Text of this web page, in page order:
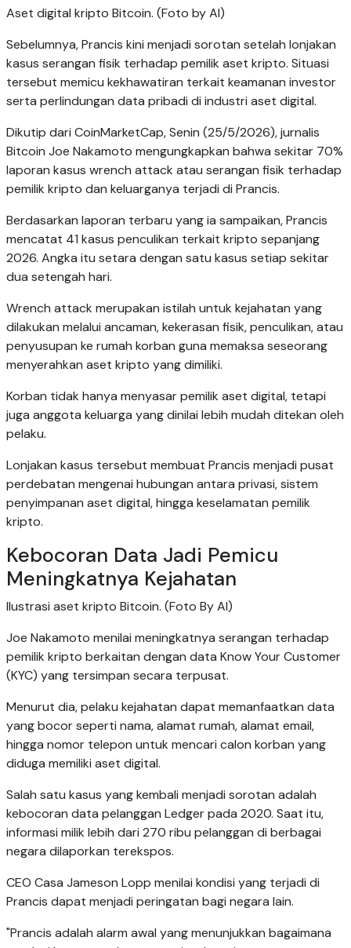
Aset digital kripto Bitcoin. (Foto by AI)
Sebelumnya, Prancis kini menjadi sorotan setelah lonjakan
kasus serangan fisik terhadap pemilik aset kripto. Situasi
tersebut memicu kekhawatiran terkait keamanan investor
serta perlindungan data pribadi di industri aset digital.
Dikutip dari CoinMarketCap, Senin (25/5/2026), jurnalis
Bitcoin Joe Nakamoto mengungkapkan bahwa sekitar 70%
laporan kasus wrench attack atau serangan fisik terhadap
pemilik kripto dan keluarganya terjadi di Prancis.
Berdasarkan laporan terbaru yang ia sampaikan, Prancis
mencatat 41 kasus penculikan terkait kripto sepanjang
2026. Angka itu setara dengan satu kasus setiap sekitar
dua setengah hari.
Wrench attack merupakan istilah untuk kejahatan yang
dilakukan melalui ancaman, kekerasan fisik, penculikan, atau
penyusupan ke rumah korban guna memaksa seseorang
menyerahkan aset kripto yang dimiliki.
Korban tidak hanya menyasar pemilik aset digital, tetapi
juga anggota keluarga yang dinilai lebih mudah ditekan oleh
pelaku.
Lonjakan kasus tersebut membuat Prancis menjadi pusat
perdebatan mengenai hubungan antara privasi, sistem
penyimpanan aset digital, hingga keselamatan pemilik
kripto.
Kebocoran Data Jadi Pemicu
Meningkatnya Kejahatan
Ilustrasi aset kripto Bitcoin. (Foto By AI)
Joe Nakamoto menilai meningkatnya serangan terhadap
pemilik kripto berkaitan dengan data Know Your Customer
(KYC) yang tersimpan secara terpusat.
Menurut dia, pelaku kejahatan dapat memanfaatkan data
yang bocor seperti nama, alamat rumah, alamat email,
hingga nomor telepon untuk mencari calon korban yang
diduga memiliki aset digital.
Salah satu kasus yang kembali menjadi sorotan adalah
kebocoran data pelanggan Ledger pada 2020. Saat itu,
informasi milik lebih dari 270 ribu pelanggan di berbagai
negara dilaporkan terekspos.
CEO Casa Jameson Lopp menilai kondisi yang terjadi di
Prancis dapat menjadi peringatan bagi negara lain.
"Prancis adalah alarm awal yang menunjukkan bagaimana